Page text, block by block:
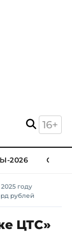
16+
2026
году
рублей
ЦТС»